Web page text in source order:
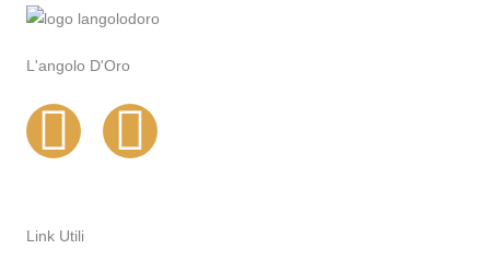
L'angolo D'Oro
I
n
s
F
a
Link Utili